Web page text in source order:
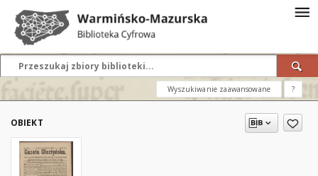
Wyszukiwanie zaawansowane ?
OBIEKT